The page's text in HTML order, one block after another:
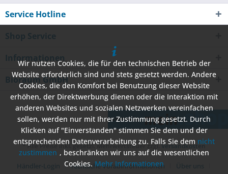
Service Hotline
Shop Service
Informationen
Bioraum GmbH
* Alle Preise inkl. gesetzl. Mehrwertsteuer zzgl.Versandkosten
Händler-Login rechtliche Vorabinformationen Über uns
Wir nutzen Cookies, die für den technischen Betrieb der
Website erforderlich sind und stets gesetzt werden. Andere
Cookies, die den Komfort bei Benutzung dieser Website
erhöhen, der Direktwerbung dienen oder die Interaktion mit
anderen Websites und sozialen Netzwerken vereinfachen
sollen, werden nur mit Ihrer Zustimmung gesetzt. Durch
Klicken auf "Einverstanden" stimmen Sie dem und der
entsprechenden Datenverarbeitung zu. Falls Sie dem nicht
zustimmen , beschränken wir uns auf die wesentlichen
Cookies. Mehr Informationen